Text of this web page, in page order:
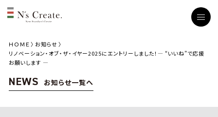
ＨＯＭＥ
お知らせ
リノベーション・オブ・ザ・イヤー2025にエントリーしました！― “いいね”で応援
お願いします ―
NEWS お知らせ一覧へ